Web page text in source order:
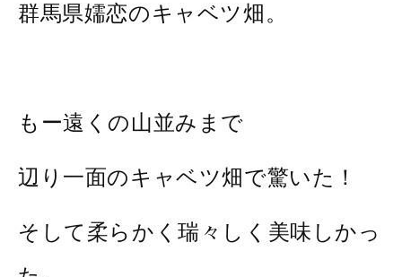
群馬県嬬恋のキャベツ畑。
もー遠くの山並みまで
辺り一面のキャベツ畑で驚いた！
そして柔らかく瑞々しく美味しかっ